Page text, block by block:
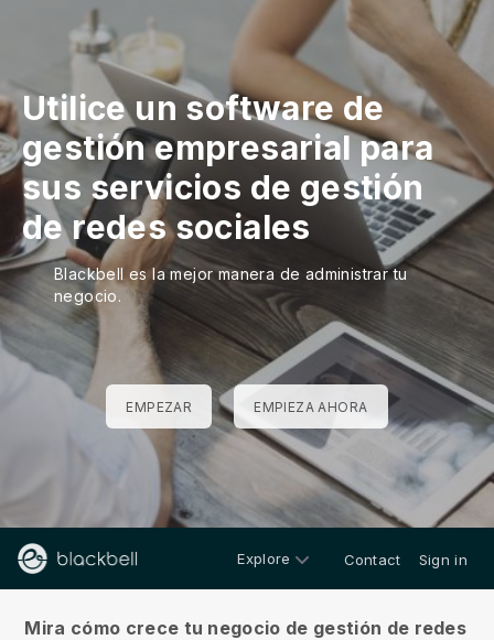
Utilice un software de
gestión empresarial para
sus servicios de gestión
de redes sociales
Blackbell es la mejor manera de administrar tu
negocio.
EMPEZAR EMPIEZA AHORA
Explore Contact Sign in
Mira cómo crece tu negocio de gestión de redes